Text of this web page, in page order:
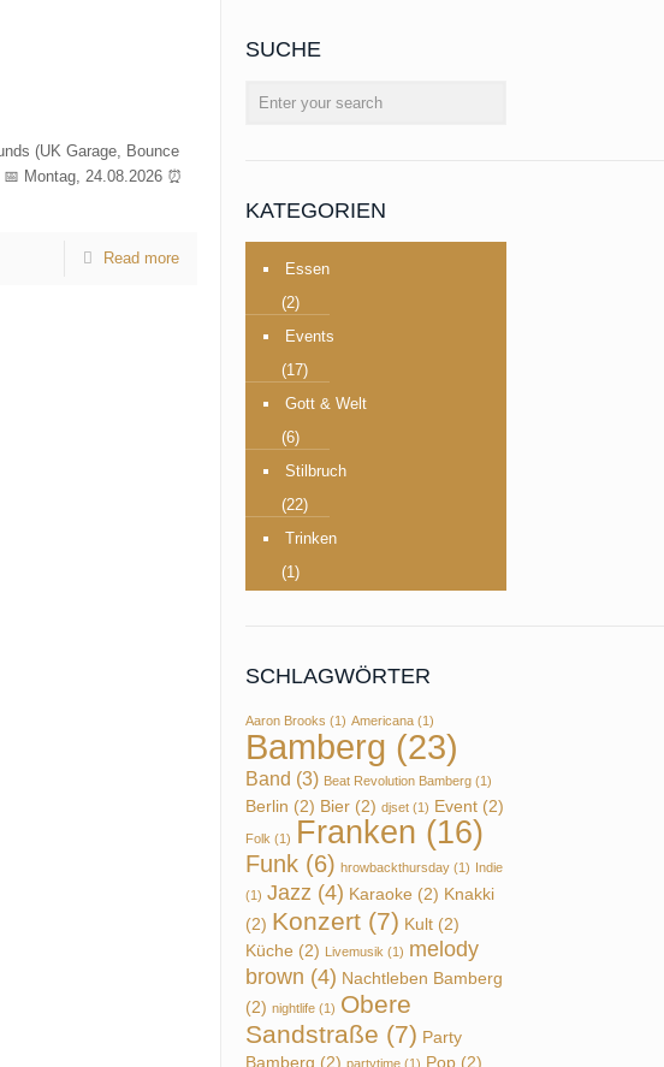
(UK Garage, Bounce
Montag, 24.08.2026 ⏰
Read more
SUCHE
KATEGORIEN
Essen
(2)
Events
(17)
Gott & Welt
(6)
Stilbruch
(22)
Trinken
(1)
SCHLAGWÖRTER
Aaron Brooks (1) Americana(1)
Bamberg (23)
Band (3) Beat Revolution Bamberg(1)
Berlin (2) Bier(2) djset(1) Event(2)
Folk (1) Franken (16)
Funk(6) hrowbackthursday(1) Indie
(1) Jazz (4) Karaoke (2) Knakki
(2) Konzert(7) Kult(2)
Küche (2) Livemusik (1) melody
brown (4) Nachtleben Bamberg
(2) nightlife(1) Obere
Sandstraße (7) Party
Bamberg (2) partytime(1) Pop(2)